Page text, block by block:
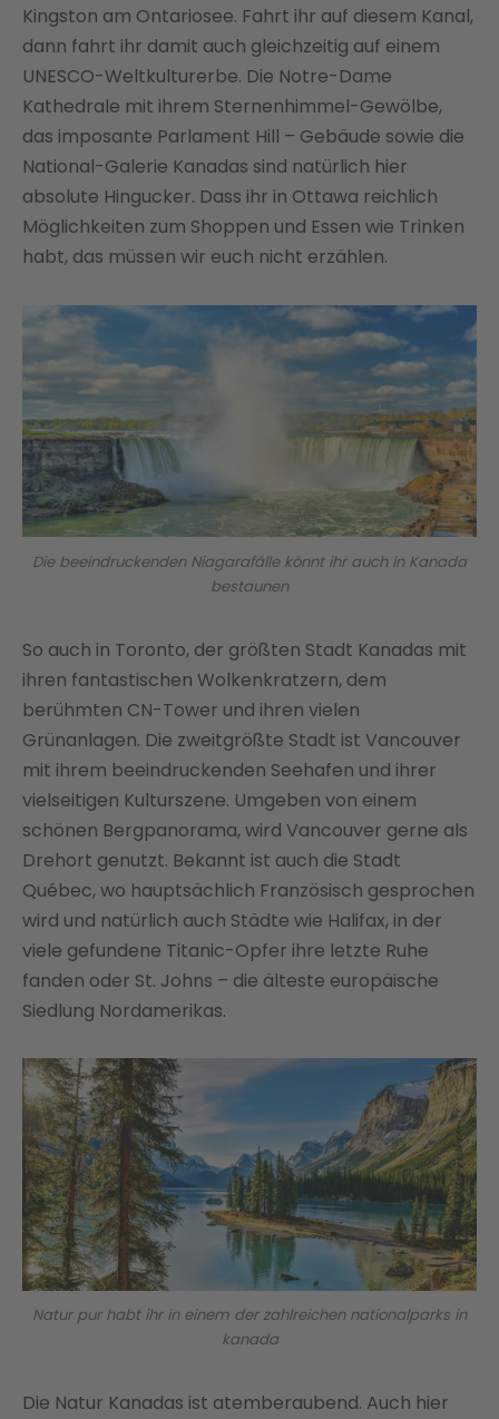
Kingston am Ontariosee. Fahrt ihr auf diesem Kanal,
dann fahrt ihr damit auch gleichzeitig auf einem
UNESCO-Weltkulturerbe. Die Notre-Dame
Kathedrale mit ihrem Sternenhimmel-Gewölbe,
das imposante Parlament Hill – Gebäude sowie die
National-Galerie Kanadas sind natürlich hier
absolute Hingucker. Dass ihr in Ottawa reichlich
Möglichkeiten zum Shoppen und Essen wie Trinken
habt, das müssen wir euch nicht erzählen.
Die beeindruckenden Niagarafälle könnt ihr auch in Kanada
bestaunen
So auch in Toronto, der größten Stadt Kanadas mit
ihren fantastischen Wolkenkratzern, dem
berühmten CN-Tower und ihren vielen
Grünanlagen. Die zweitgrößte Stadt ist Vancouver
mit ihrem beeindruckenden Seehafen und ihrer
vielseitigen Kulturszene. Umgeben von einem
schönen Bergpanorama, wird Vancouver gerne als
Drehort genutzt. Bekannt ist auch die Stadt
Québec, wo hauptsächlich Französisch gesprochen
wird und natürlich auch Städte wie Halifax, in der
viele gefundene Titanic-Opfer ihre letzte Ruhe
fanden oder St. Johns – die älteste europäische
Siedlung Nordamerikas.
Natur pur habt ihr in einem der zahlreichen nationalparks in
kanada
Die Natur Kanadas ist atemberaubend. Auch hier